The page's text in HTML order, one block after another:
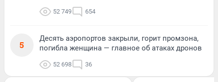
52 749 654
5
Десять аэропортов закрыли, горит промзона,
погибла женщина — главное об атаках дронов
52 698 36